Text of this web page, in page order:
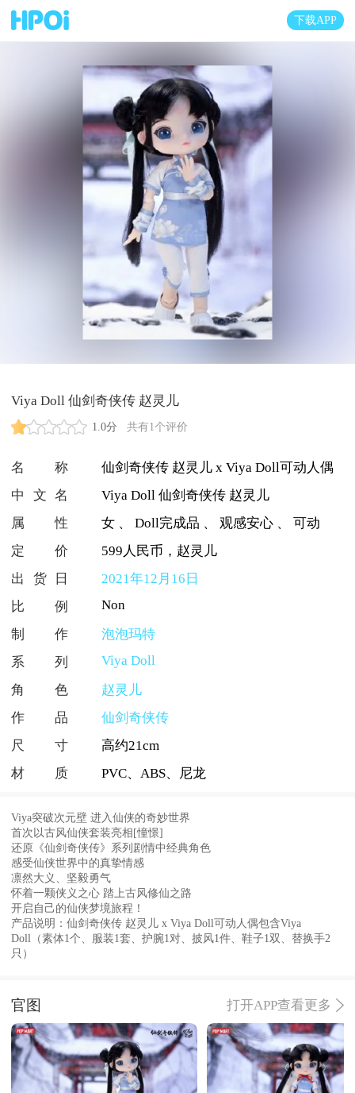
下载APP
Viya Doll 仙剑奇侠传 赵灵儿
1.0分 共有1个评价
名称
仙剑奇侠传 赵灵儿 x Viya Doll可动人偶
中文名
Viya Doll 仙剑奇侠传 赵灵儿
属性
女、 Doll完成品 、 观感安心、 可动
定价
599人民币，赵灵儿
出货日
2021年12月16日
比例
Non
制作
泡泡玛特
系列
Viya Doll
角色
赵灵儿
作品
仙剑奇侠传
尺寸
高约21cm
材质
PVC、ABS、尼龙
Viya突破次元壁 进入仙侠的奇妙世界
首次以古风仙侠套装亮相[憧憬]
还原《仙剑奇侠传》系列剧情中经典角色
感受仙侠世界中的真挚情感
凛然大义、坚毅勇气
怀着一颗侠义之心 踏上古风修仙之路
开启自己的仙侠梦境旅程！
产品说明：仙剑奇侠传 赵灵儿 x Viya Doll可动人偶包含Viya
Doll（素体1个、服装1套、护腕1对、披风1件、鞋子1双、替换手2
只）
官图 打开APP查看更多